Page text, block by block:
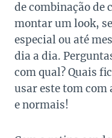
de combinação de
montar um look,
especial ou até
dia a dia.
com qual? Quais
usar este tom com
e normais!